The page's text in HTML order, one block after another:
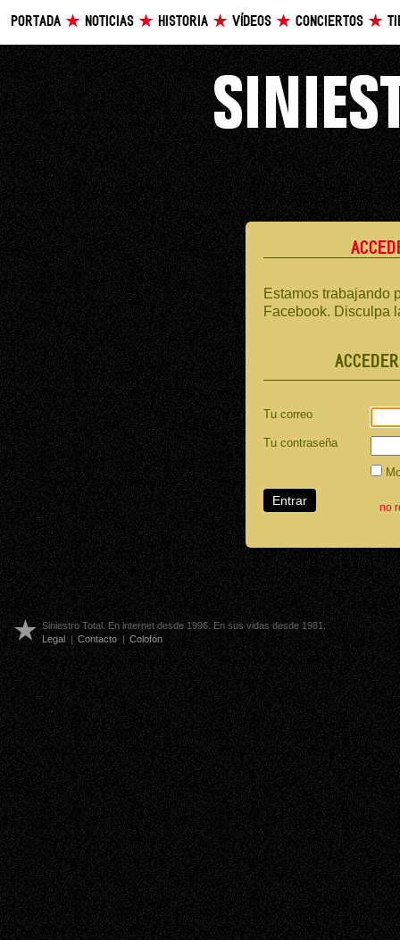
PORTADA NOTICIAS HISTORIA VÍDEOS CONCIERTOS
Estamos trabajando
Facebook. Disculpa
Tu correo
Tu contraseña
no
Siniestro Total. En internet desde 1996. En sus vidas desde 1981.
Legal | Contacto | Colofón